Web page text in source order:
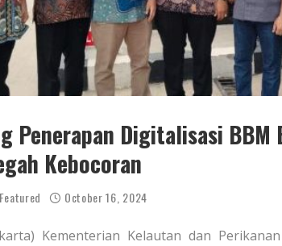
Penerapan Digitalisasi
Kebocoran
Featured October 16, 2024
Kementerian Kelautan dan